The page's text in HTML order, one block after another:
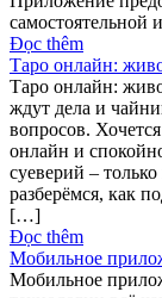
самостоятельной
Đọc thêm
Таро онлайн:
Таро онлайн:
ждут дела и
вопросов.
онлайн и
суеверий –
разберёмся, как
[…]
Đọc thêm
Мобильное
Мобильное